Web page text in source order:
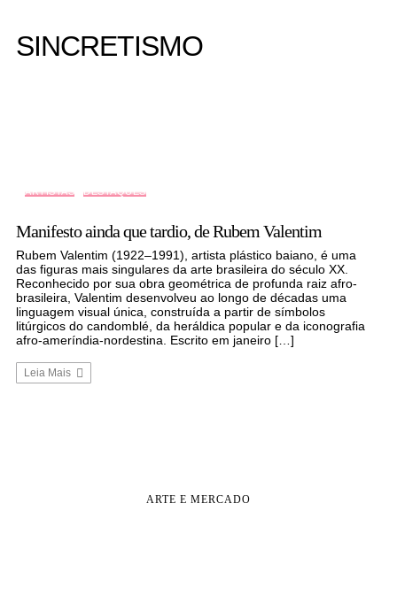
SINCRETISMO
ARTISTAS DESTAQUES
Manifesto ainda que tardio, de Rubem Valentim
Rubem Valentim (1922–1991), artista plástico baiano, é uma
das figuras mais singulares da arte brasileira do século XX.
Reconhecido por sua obra geométrica de profunda raiz afro-
brasileira, Valentim desenvolveu ao longo de décadas uma
linguagem visual única, construída a partir de símbolos
litúrgicos do candomblé, da heráldica popular e da iconografia
afro-ameríndia-nordestina. Escrito em janeiro […]
Leia Mais
ARTE E MERCADO